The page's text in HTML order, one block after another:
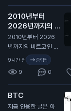
재 변동성이 계속 눌
릴까?
2010년부터
2026년까지의 비
트코인 가격 변동 전
체 역사. 🫡
N
2010년부터 2026
년까지의 비트코인 가
격 변동 전체 역사. 🫡
9시간 전 중립적
9 0
BTC
지금 인용한 글은 아